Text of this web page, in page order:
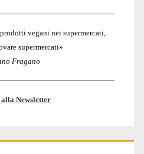
vegani nei supermercati,
supermercati»
Fragano
Newsletter